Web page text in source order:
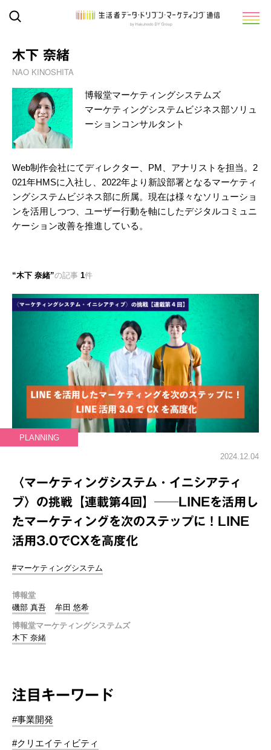
木下 奈緒
NAO KINOSHITA
博報堂マーケティングシステムズ
マーケティングシステムビジネス部ソリュ
ーションコンサルタント
Web制作会社にてディレクター、PM、アナリストを担当。2
021年HMSに入社し、2022年より新設部署となるマーケティ
ングシステムビジネス部に所属。現在は様々なソリューショ
ンを活用しつつ、ユーザー行動を軸にしたデジタルコミュニ
ケーション改善を推進している。
木下 奈緒 の記事 1件
PLANNING
2024.12.04
〈マーケティングシステム・イニシアティ
ブ〉の挑戦【連載第4回】──LINEを活用し
たマーケティングを次のステップに！LINE
活用3.0でCXを高度化
#マーケティングシステム
博報堂
磯部 真吾
牟田 悠希
博報堂マーケティングシステムズ
木下 奈緒
注目キーワード
#事業開発
#クリエイティビティ